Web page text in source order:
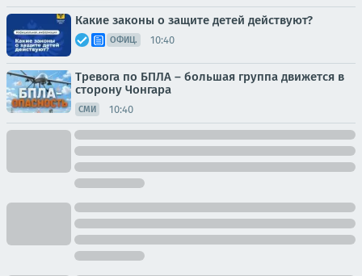
Какие законы о защите детей действуют?
ОФИЦ. 10:40
Тревога по БПЛА – большая группа движется в
сторону Чонгара
СМИ 10:40